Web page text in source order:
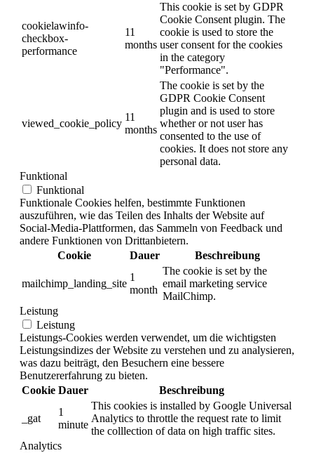
cookielawinfo-
checkbox-
performance
11
months
This cookie is set by GDPR
Cookie Consent plugin. The
cookie is used to store the
user consent for the cookies
in the category
"Performance".
viewed_cookie_policy
11
months
The cookie is set by the
GDPR Cookie Consent
plugin and is used to store
whether or not user has
consented to the use of
cookies. It does not store any
personal data.
Funktional
Funktional
Funktionale Cookies helfen, bestimmte Funktionen
auszuführen, wie das Teilen des Inhalts der Website auf
Social-Media-Plattformen, das Sammeln von Feedback und
andere Funktionen von Drittanbietern.
Cookie
Dauer Beschreibung
mailchimp_landing_site
1
month
The cookie is set by the
email marketing service
MailChimp.
Leistung
Leistung
Leistungs-Cookies werden verwendet, um die wichtigsten
Leistungsindizes der Website zu verstehen und zu analysieren,
was dazu beiträgt, den Besuchern eine bessere
Benutzererfahrung zu bieten.
Cookie Dauer Beschreibung
_gat
1
minute
This cookies is installed by Google Universal
Analytics to throttle the request rate to limit
the colllection of data on high traffic sites.
Analytics